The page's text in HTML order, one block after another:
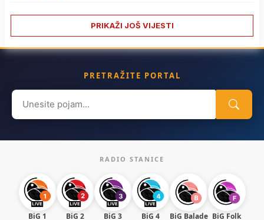
PRIKAŽI JOŠ VIJESTI
PRETRAŽITE PORTAL
Search
for:
RADIO STANICE
BiG 1 BiG 2 BiG 3 BiG 4 BiG Balade BiG Folk